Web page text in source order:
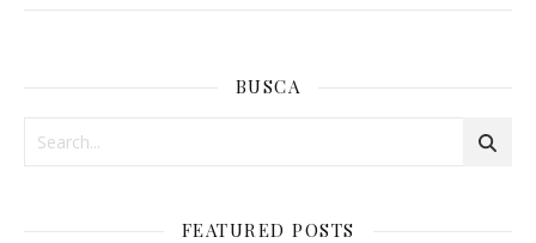
BUSCA
FEATURED POSTS